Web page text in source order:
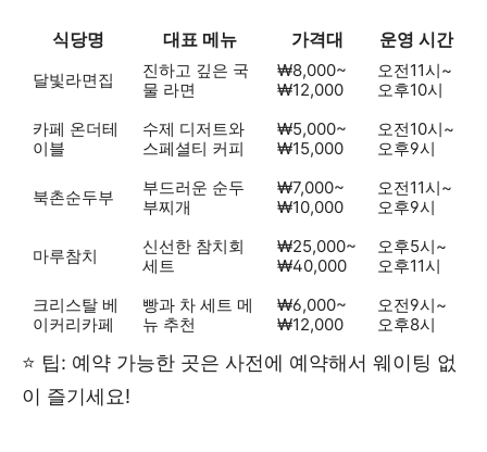
식당명 대표 메뉴 가격대 운영 시간
달빛라면집
진하고 깊은 국
물 라면
₩8,000~
₩12,000
오전11시~
오후10시
카페 온더테
이블
수제 디저트와
스페셜티 커피
₩5,000~
₩15,000
오전10시~
오후9시
북촌순두부
부드러운 순두
부찌개
₩7,000~
₩10,000
오전11시~
오후9시
마루참치
신선한 참치회
세트
₩25,000~
₩40,000
오후5시~
오후11시
크리스탈 베
이커리카페
빵과 차 세트 메
뉴 추천
₩6,000~
₩12,000
오전9시~
오후8시
⭐ 팁: 예약 가능한 곳은 사전에 예약해서 웨이팅 없
이 즐기세요!